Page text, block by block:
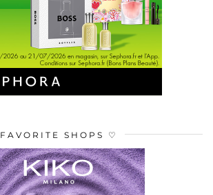
FAVORITE SHOPS ♡